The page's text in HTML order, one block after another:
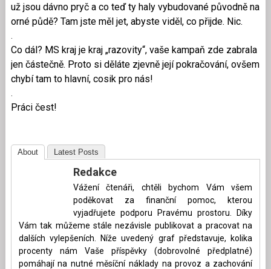
už jsou dávno pryč a co teď ty haly vybudované původně na
orné půdě? Tam jste měl jet, abyste viděl, co přijde. Nic.
Co dál? MS kraj je kraj „razovity“, vaše kampaň zde zabrala
jen částečně. Proto si děláte zjevně její pokračování, ovšem
chybí tam to hlavní, cosik pro nás!
Práci čest!
About Latest Posts
Redakce
Vážení čtenáři, chtěli bychom Vám všem
poděkovat za finanční pomoc, kterou
vyjadřujete podporu Pravému prostoru. Díky
Vám tak můžeme stále nezávisle publikovat a pracovat na
dalších vylepšeních. Níže uvedený graf představuje, kolika
procenty nám Vaše příspěvky (dobrovolné předplatné)
pomáhají na nutné měsíční náklady na provoz a zachování